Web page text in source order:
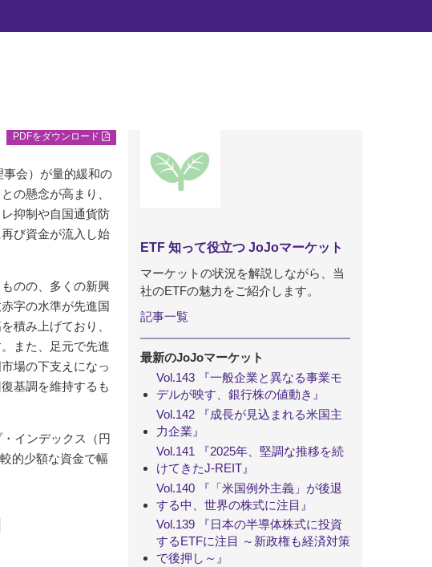
PDFをダウンロード
会）が量的緩和の
の懸念が高まり、
抑制や自国通貨防
び資金が流入し始
のの、多くの新興
字の水準が先進国
積み上げており、
また、足元で先進
場の下支えになっ
基調を維持するも
インデックス（円
的少額な資金で幅
ETF 知って役立つ JoJoマーケット
マーケットの状況を解説しながら、当
社のETFの魅力をご紹介します。
記事一覧
最新のJoJoマーケット
Vol.143 『一般企業と異なる事業モ
デルが映す、銀行株の値動き』
Vol.142 『成長が見込まれる米国主
力企業』
Vol.141 『2025年、堅調な推移を続
けてきたJ-REIT』
Vol.140 『「米国例外主義」が後退
する中、世界の株式に注目』
Vol.139 『日本の半導体株式に投資
するETFに注目 ～新政権も経済対策
で後押し～』